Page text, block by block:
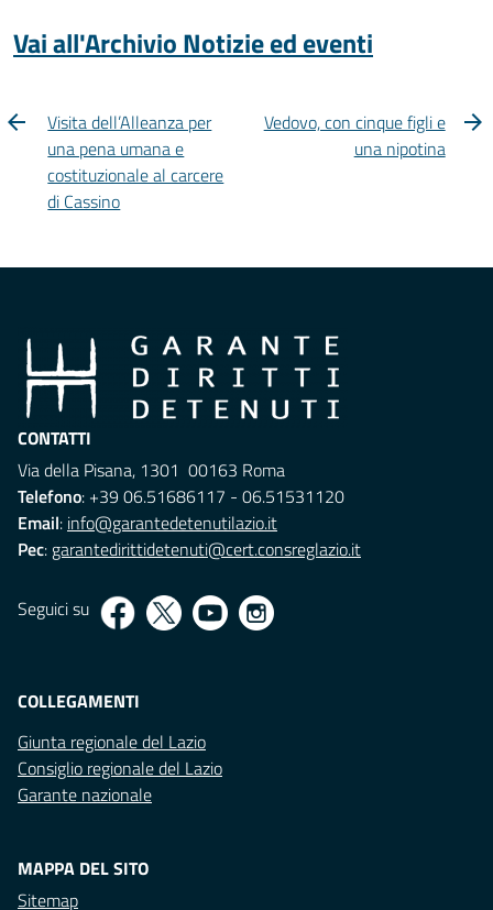
Vai all'Archivio Notizie ed eventi
Visita dell’Alleanza per
una pena umana e
costituzionale al carcere
di Cassino
Vedovo, con cinque figli e
una nipotina
CONTATTI
Via della Pisana, 1301 00163 Roma
Telefono: +39 06.51686117 - 06.51531120
Email: info@garantedetenutilazio.it
Pec: garantedirittidetenuti@cert.consreglazio.it
Seguici su
COLLEGAMENTI
Giunta regionale del Lazio
Consiglio regionale del Lazio
Garante nazionale
MAPPA DEL SITO
Sitemap